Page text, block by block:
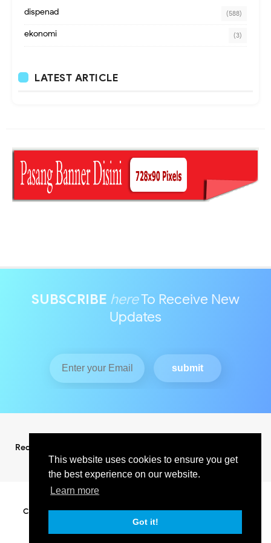
This website uses cookies to ensure you get
the best experience on our website.
Learn more
Got it!
dispenad (588)
ekonomi (3)
LATEST ARTICLE
SUBSCRIBE hereTo Receive New
Updates
Redaksi
Copyright ©2026KABAR INDO RAYA NEWSAll Right Reserved
SUPPORT BY PIXINDONESIA